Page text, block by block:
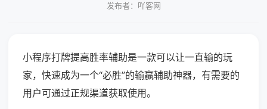
发布者：吖客网
小程序打牌提高胜率辅助是一款可以让一直输的玩
家，快速成为一个“必胜”的输赢辅助神器，有需要的
用户可通过正规渠道获取使用。